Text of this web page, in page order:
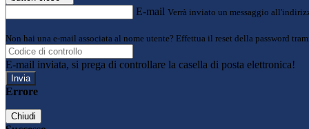
E-mail Verrà inviato un messaggio
Non hai una e-mail associata al nome utente? Effettua il reset della password
E-mail inviata, si prega di controllare la casella di posta elettronica!
Errore
Chiudi